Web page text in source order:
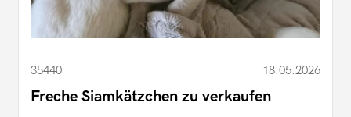
35440 18.05.2026
Freche Siamkätzchen zu verkaufen